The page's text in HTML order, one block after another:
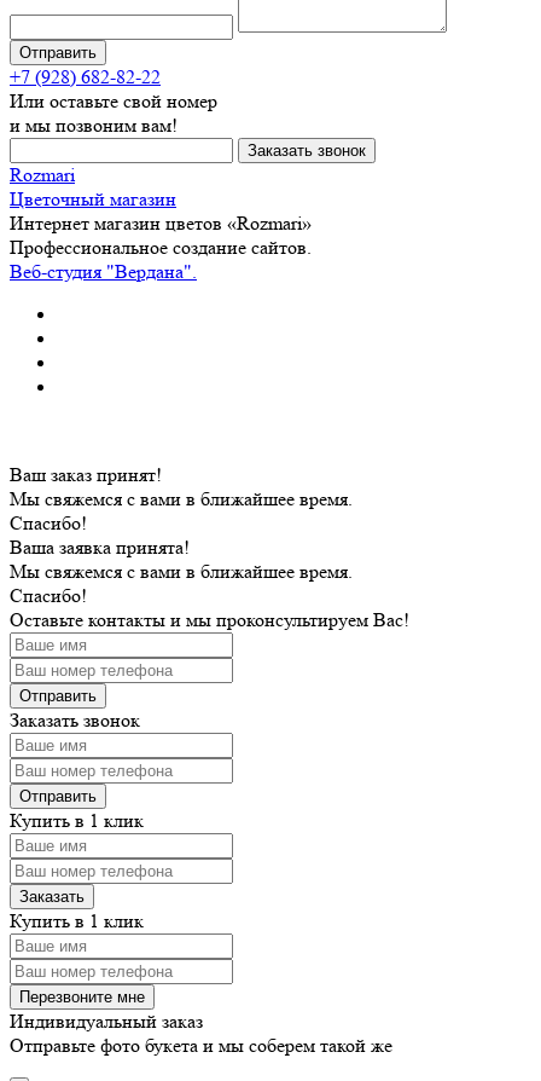
+7 (928) 682-82-22
Или оставьте свой номер
и мы позвоним вам!
Rozmari
Цветочный магазин
Интернет магазин цветов «Rozmari»
Профессиональное создание сайтов.
Веб-студия "Вердана".
Ваш заказ принят!
Мы свяжемся с вами в ближайшее время.
Спасибо!
Ваша заявка принята!
Мы свяжемся с вами в ближайшее время.
Спасибо!
Оставьте контакты и мы проконсультируем Вас!
Заказать звонок
Купить в 1 клик
Купить в 1 клик
Индивидуальный заказ
Отправьте фото букета и мы соберем такой же